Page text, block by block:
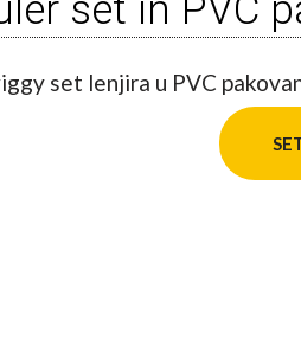
set in PVC